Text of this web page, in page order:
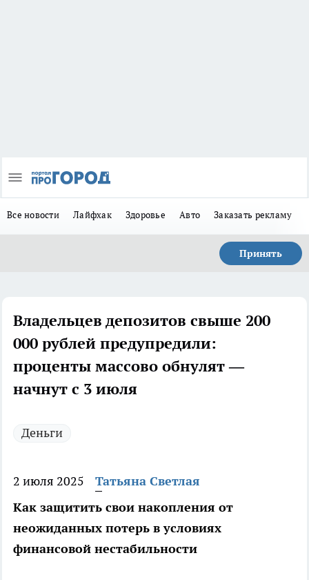
Все новости Лайфхак Здоровье Авто Заказать рекламу
Принять
Владельцев депозитов свыше 200
000 рублей предупредили:
проценты массово обнулят —
начнут с 3 июля
Деньги
2 июля 2025
Татьяна Светлая
Как защитить свои накопления от
неожиданных потерь в условиях
финансовой нестабильности